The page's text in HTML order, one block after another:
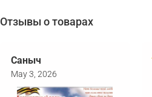
Отзывы о товарах
Саныч
May 3, 2026